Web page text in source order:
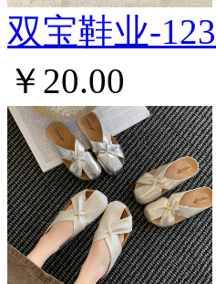
双宝鞋业-123
￥20.00